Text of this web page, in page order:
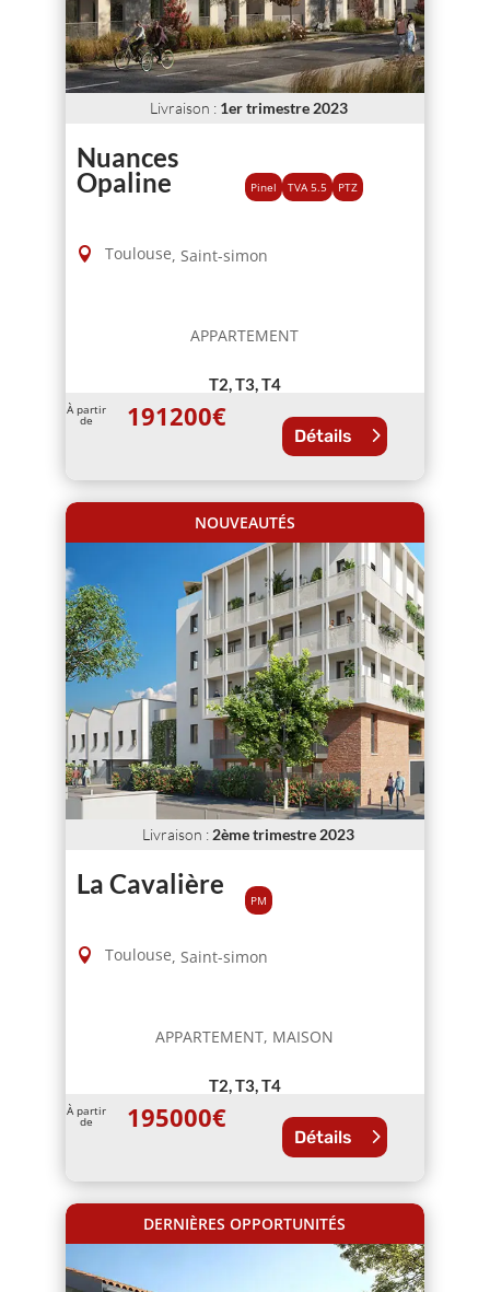
Livraison : 1er trimestre 2023
Nuances
Opaline
Pinel TVA 5.5 PTZ
Toulouse, Saint-simon
APPARTEMENT
T2, T3, T4
À partir
de 191200€
Détails
NOUVEAUTÉS
Livraison : 2ème trimestre 2023
La Cavalière
PM
Toulouse, Saint-simon
APPARTEMENT, MAISON
T2, T3, T4
À partir
de 195000€
Détails
DERNIÈRES OPPORTUNITÉS